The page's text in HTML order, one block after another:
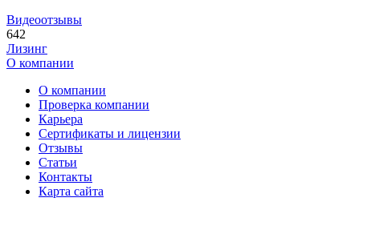
Видеоотзывы
642
Лизинг
О компании
О компании
Проверка компании
Карьера
Сертификаты и лицензии
Отзывы
Статьи
Контакты
Карта сайта